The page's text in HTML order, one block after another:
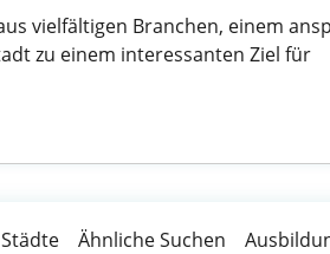
vielfältigen Branchen, einem
zu einem interessanten Ziel für
Ähnliche Suchen